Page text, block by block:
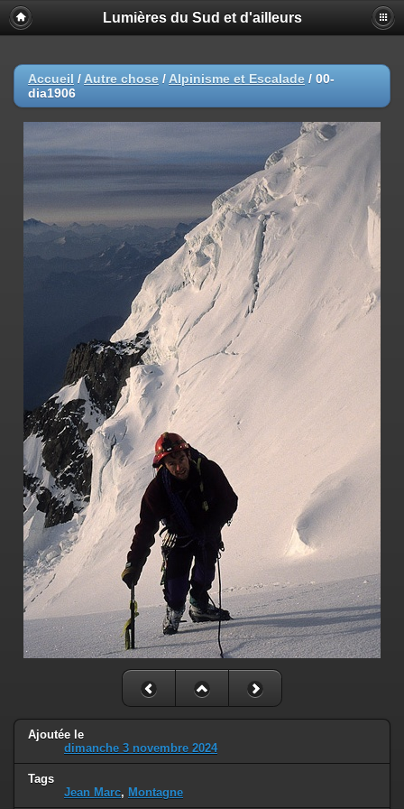
Lumières du Sud et d'ailleurs
Accueil / Autre chose / Alpinisme et Escalade / 00-
dia1906
Ajoutée le
dimanche 3 novembre 2024
Tags
Jean Marc, Montagne